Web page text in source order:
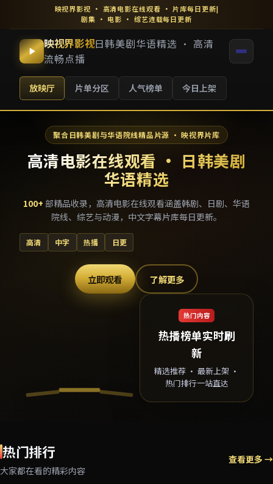
映视界影视 · 高清电影在线观看 · 片库每日更新|
剧集 · 电影 · 综艺连载每日更新
映视界影视日韩美剧华语精选 · 高清
流畅点播
放映厅 片单分区 人气榜单 今日上架
聚合日韩美剧与华语院线精品片源 · 映视界片库
高清电影在线观看 · 日韩美剧
华语精选
100+ 部精品收录， 高清电影在线观看涵盖韩剧、日剧、华语
院线、综艺与动漫，中文字幕片库每日更新。
高清 中字 热播 日更
立即观看 了解更多
热门内容
热播榜单实时刷
新
精选推荐 · 最新上架 ·
热门排行一站直达
热门排行
大家都在看的精彩内容
查看更多 →